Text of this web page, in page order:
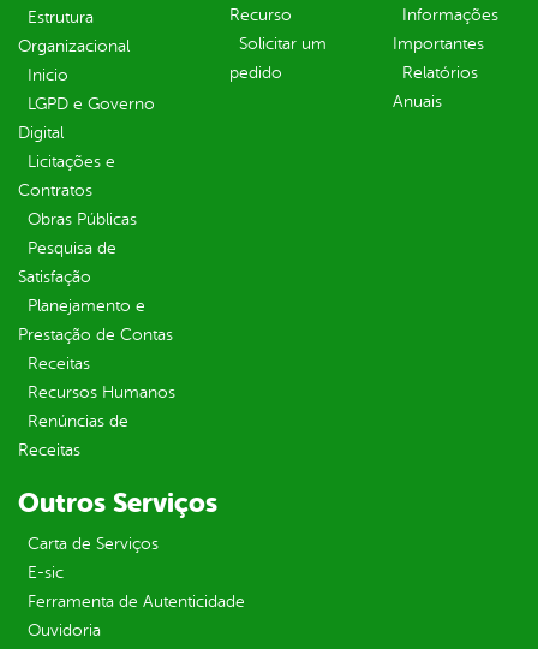
Estrutura
Organizacional
Inicio
LGPD e Governo
Digital
Licitações e
Contratos
Obras Públicas
Pesquisa de
Satisfação
Planejamento e
Prestação de Contas
Receitas
Recursos Humanos
Renúncias de
Receitas
Recurso
Solicitar um
pedido
Informações
Importantes
Relatórios
Anuais
Outros Serviços
Carta de Serviços
E-sic
Ferramenta de Autenticidade
Ouvidoria